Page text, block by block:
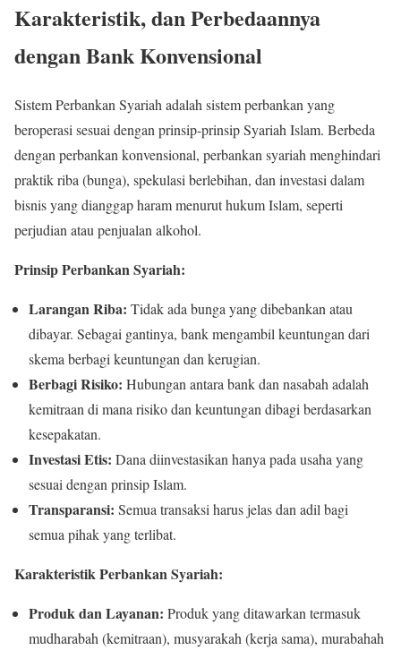
Karakteristik, dan Perbedaannya
dengan Bank Konvensional
Sistem Perbankan Syariah adalah sistem perbankan yang
beroperasi sesuai dengan prinsip-prinsip Syariah Islam. Berbeda
dengan perbankan konvensional, perbankan syariah menghindari
praktik riba (bunga), spekulasi berlebihan, dan investasi dalam
bisnis yang dianggap haram menurut hukum Islam, seperti
perjudian atau penjualan alkohol.
Prinsip Perbankan Syariah:
Larangan Riba: Tidak ada bunga yang dibebankan atau
dibayar. Sebagai gantinya, bank mengambil keuntungan dari
skema berbagi keuntungan dan kerugian.
Berbagi Risiko: Hubungan antara bank dan nasabah adalah
kemitraan di mana risiko dan keuntungan dibagi berdasarkan
kesepakatan.
Investasi Etis: Dana diinvestasikan hanya pada usaha yang
sesuai dengan prinsip Islam.
Transparansi: Semua transaksi harus jelas dan adil bagi
semua pihak yang terlibat.
Karakteristik Perbankan Syariah:
Produk dan Layanan: Produk yang ditawarkan termasuk
mudharabah (kemitraan), musyarakah (kerja sama), murabahah